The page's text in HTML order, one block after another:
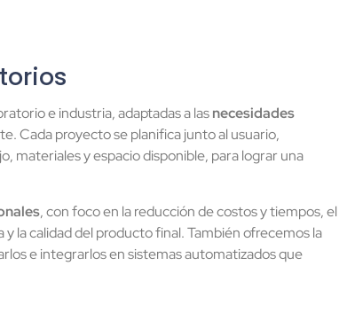
e industria, adaptadas a lasnecesidades
Cada proyecto se planifica junto al usuario,
materiales y espacio disponible, para lograr una
, con foco en la reducción de costos y tiempos, el
la calidad del producto final. También ofrecemos la
e integrarlos en sistemas automatizados que